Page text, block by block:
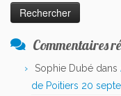
Commentaires
Sophie Dubé dans
de Poitiers 20